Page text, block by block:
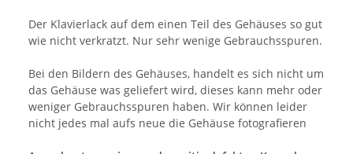
Der Klavierlack auf dem einen Teil des Gehäuses so gut
wie nicht verkratzt. Nur sehr wenige Gebrauchsspuren.
Bei den Bildern des Gehäuses, handelt es sich nicht um
das Gehäuse was geliefert wird, dieses kann mehr oder
weniger Gebrauchsspuren haben. Wir können leider
nicht jedes mal aufs neue die Gehäuse fotografieren